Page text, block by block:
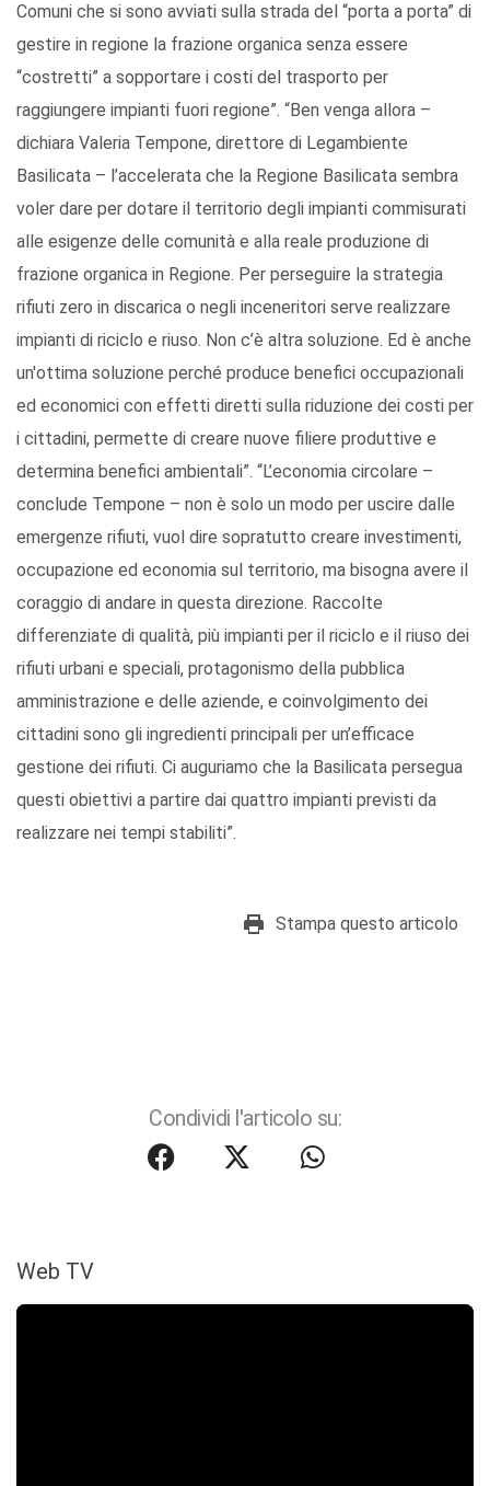
Comuni che si sono avviati sulla strada del “porta a porta” di
gestire in regione la frazione organica senza essere
“costretti” a sopportare i costi del trasporto per
raggiungere impianti fuori regione”. “Ben venga allora –
dichiara Valeria Tempone, direttore di Legambiente
Basilicata – l’accelerata che la Regione Basilicata sembra
voler dare per dotare il territorio degli impianti commisurati
alle esigenze delle comunità e alla reale produzione di
frazione organica in Regione. Per perseguire la strategia
rifiuti zero in discarica o negli inceneritori serve realizzare
impianti di riciclo e riuso. Non c’è altra soluzione. Ed è anche
un'ottima soluzione perché produce benefici occupazionali
ed economici con effetti diretti sulla riduzione dei costi per
i cittadini, permette di creare nuove filiere produttive e
determina benefici ambientali”. “L’economia circolare –
conclude Tempone – non è solo un modo per uscire dalle
emergenze rifiuti, vuol dire sopratutto creare investimenti,
occupazione ed economia sul territorio, ma bisogna avere il
coraggio di andare in questa direzione. Raccolte
differenziate di qualità, più impianti per il riciclo e il riuso dei
rifiuti urbani e speciali, protagonismo della pubblica
amministrazione e delle aziende, e coinvolgimento dei
cittadini sono gli ingredienti principali per un’efficace
gestione dei rifiuti. Ci auguriamo che la Basilicata persegua
questi obiettivi a partire dai quattro impianti previsti da
realizzare nei tempi stabiliti”.
Stampa questo articolo
Condividi l'articolo su:
Web TV